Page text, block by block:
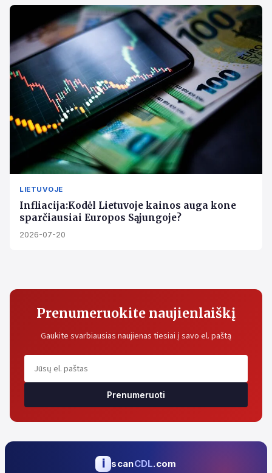
LIETUVOJE
Infliacija:Kodėl Lietuvoje kainos auga kone
sparčiausiai Europos Sąjungoje?
2026-07-20
Prenumeruokite naujienlaiškį
Gaukite svarbiausias naujienas tiesiai į savo el. paštą
Prenumeruoti
i scanCDL.com